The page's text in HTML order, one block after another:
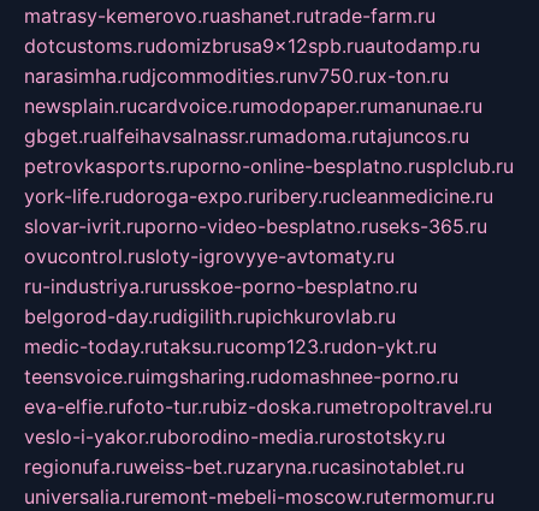
matrasy-kemerovo.ruashanet.rutrade-farm.ru
dotcustoms.rudomizbrusa9x12spb.ruautodamp.ru
narasimha.rudjcommodities.runv750.rux-ton.ru
newsplain.rucardvoice.rumodopaper.rumanunae.ru
gbget.rualfeihavsalnassr.rumadoma.rutajuncos.ru
petrovkasports.ruporno-online-besplatno.rusplclub.ru
york-life.rudoroga-expo.ruribery.rucleanmedicine.ru
slovar-ivrit.ruporno-video-besplatno.ruseks-365.ru
ovucontrol.rusloty-igrovyye-avtomaty.ru
ru-industriya.rurusskoe-porno-besplatno.ru
belgorod-day.rudigilith.rupichkurovlab.ru
medic-today.rutaksu.rucomp123.rudon-ykt.ru
teensvoice.ruimgsharing.rudomashnee-porno.ru
eva-elfie.rufoto-tur.rubiz-doska.rumetropoltravel.ru
veslo-i-yakor.ruborodino-media.rurostotsky.ru
regionufa.ruweiss-bet.ruzaryna.rucasinotablet.ru
universalia.ruremont-mebeli-moscow.rutermomur.ru